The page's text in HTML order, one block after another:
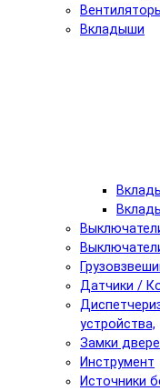
Вкладыши
Датчики /
устройства,
Замки
Инструмент
Источники